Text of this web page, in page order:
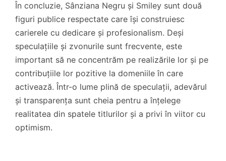
În concluzie, Sânziana Negru și Smiley sunt două
figuri publice respectate care își construiesc
carierele cu dedicare și profesionalism. Deși
speculațiile și zvonurile sunt frecvente, este
important să ne concentrăm pe realizările lor și pe
contribuțiile lor pozitive la domeniile în care
activează. Într-o lume plină de speculații, adevărul
și transparența sunt cheia pentru a înțelege
realitatea din spatele titlurilor și a privi în viitor cu
optimism.